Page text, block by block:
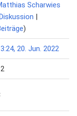
Scharwies
|
)
20. Jun. 2022